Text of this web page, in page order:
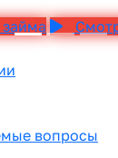
вопросы